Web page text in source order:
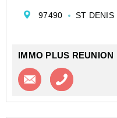
compagnie.
...
97490 ST DENIS
IMMO PLUS REUNION
Contacter l'agence